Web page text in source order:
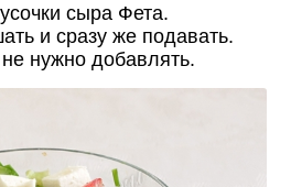
сыра Фета.
и сразу же подавать.
нужно добавлять.